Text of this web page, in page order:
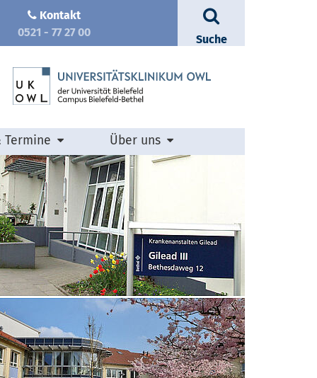
Kontakt
0521 - 77 27 00
Suche
Termine Über uns